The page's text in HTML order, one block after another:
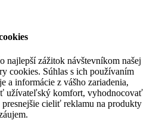
najlepší zážitok návštevníkom našej
cookies. Súhlas s ich používaním
a informácie z vášho zariadenia,
užívateľský komfort, vyhodnocovať
cieliť reklamu na produkty